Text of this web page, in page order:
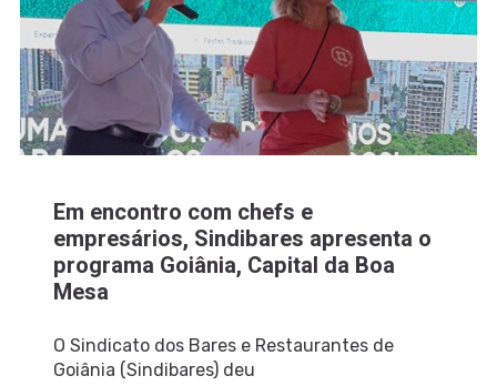
Em encontro com chefs e
empresários, Sindibares apresenta o
programa Goiânia, Capital da Boa
Mesa
O Sindicato dos Bares e Restaurantes de
Goiânia (Sindibares) deu